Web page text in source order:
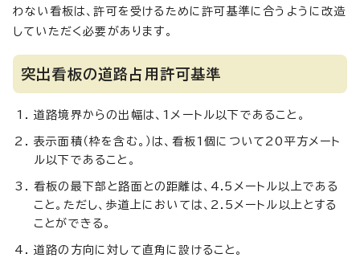
わない看板は、許可を受けるために許可基準に合うように改造
していただく必要があります。
突出看板の道路占用許可基準
道路境界からの出幅は、1メートル以下であること。
表示面積（枠を含む。）は、看板1個について20平方メート
ル以下であること。
看板の最下部と路面との距離は、4.5メートル以上である
こと。ただし、歩道上においては、2.5メートル以上とする
ことができる。
道路の方向に対して直角に設けること。